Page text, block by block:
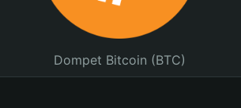
Dompet Bitcoin (BTC)